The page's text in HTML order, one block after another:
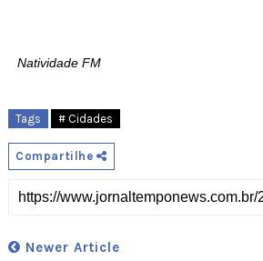
Natividade FM
Tags # Cidades
Compartilhe
Newer Article